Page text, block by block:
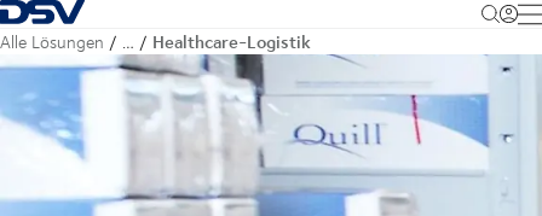
Zurück zur Startseite
Alle Lösungen … Healthcare-Logistik